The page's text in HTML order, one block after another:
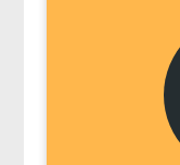
Raza Gato Adulto
Royal Canin Gato
Royal Canin Gato
Royal Canin Gato